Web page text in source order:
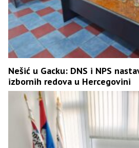
Nešić u Gacku: DNS i NPS
izbornih redova u Hercegovini